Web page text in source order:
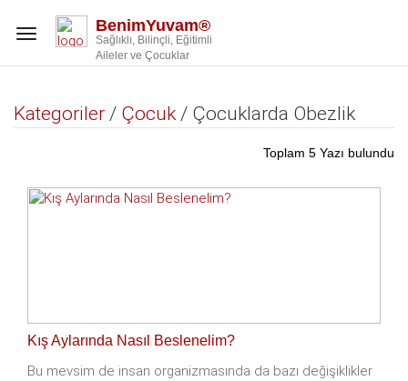
Toggle
BenimYuvam®
Sağlıklı, Bilinçli, Eğitimli
Aileler ve Çocuklar
Kategoriler / Çocuk/ Çocuklarda Obezlik
Toplam 5 Yazı bulundu
Kış Aylarında Nasıl Beslenelim?
Bu mevsim de insan organizmasında da bazı değişiklikler